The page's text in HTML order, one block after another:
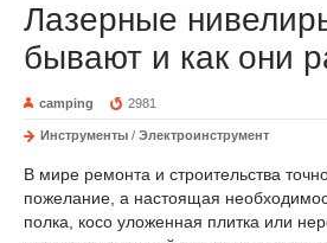
Лазерные
бывают и как они
camping 2981
Инструменты / Электроинструмент
В мире ремонта и строительства
пожелание, а настоящая
полка, косо уложенная плитка или